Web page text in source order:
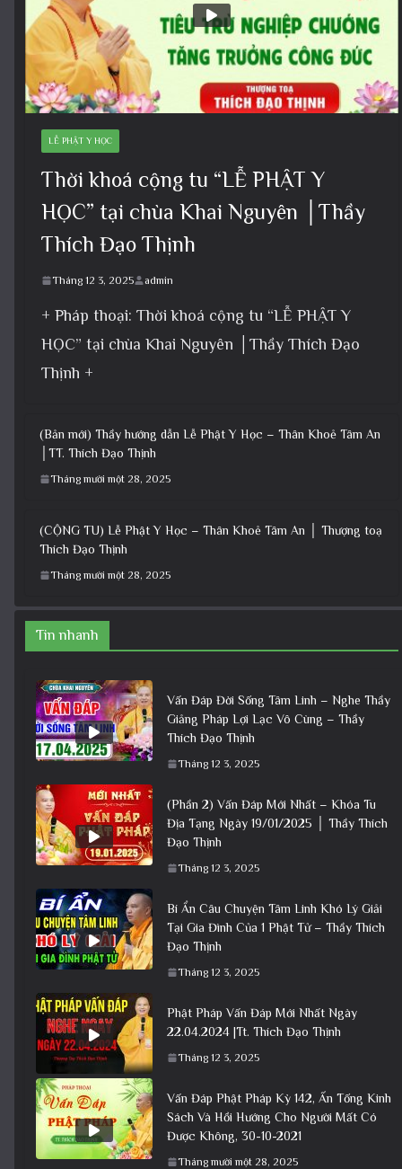
LỄ PHẬT Y HỌC
Thời khoá cộng tu “LỄ PHẬT Y
HỌC” tại chùa Khai Nguyên │Thầy
Thích Đạo Thịnh
Tháng 12 3, 2025 admin
+ Pháp thoại: Thời khoá cộng tu “LỄ PHẬT Y
HỌC” tại chùa Khai Nguyên │Thầy Thích Đạo
Thịnh +
(Bản mới) Thầy hướng dẫn Lễ Phật Y Học – Thân Khoẻ Tâm An
│TT. Thích Đạo Thịnh
Tháng mười một 28, 2025
(CỘNG TU) Lễ Phật Y Học – Thân Khoẻ Tâm An │ Thượng toạ
Thích Đạo Thịnh
Tháng mười một 28, 2025
Tin nhanh
Vấn Đáp Đời Sống Tâm Linh – Nghe Thầy
Giảng Pháp Lợi Lạc Vô Cùng – Thầy
Thích Đạo Thịnh
Tháng 12 3, 2025
(Phần 2) Vấn Đáp Mới Nhất – Khóa Tu
Địa Tạng Ngày 19/01/2025 │ Thầy Thích
Đạo Thịnh
Tháng 12 3, 2025
Bí Ẩn Câu Chuyện Tâm Linh Khó Lý Giải
Tại Gia Đình Của 1 Phật Tử – Thầy Thích
Đạo Thịnh
Tháng 12 3, 2025
Phật Pháp Vấn Đáp Mới Nhất Ngày
22.04.2024 |Tt. Thích Đạo Thịnh
Tháng 12 3, 2025
Vấn Đáp Phật Pháp Kỳ 142, Ấn Tống Kinh
Sách Và Hồi Hướng Cho Người Mất Có
Được Không, 30-10-2021
Tháng mười một 28, 2025